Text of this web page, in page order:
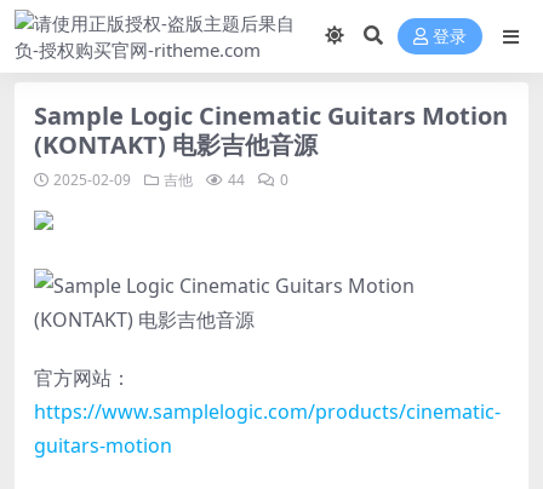
登录
Sample Logic Cinematic Guitars Motion
(KONTAKT) 电影吉他音源
2025-02-09 吉他 44 0
官方网站：
https://www.samplelogic.com/products/cinematic-
guitars-motion